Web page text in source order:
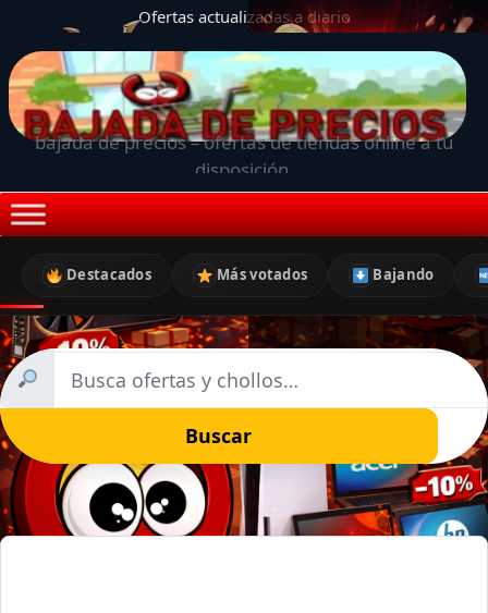
Ofertas actualizadas a diario
bajada de precios – ofertas de tiendas online a tu
disposición.
Destacados Más votados Bajando
Buscar